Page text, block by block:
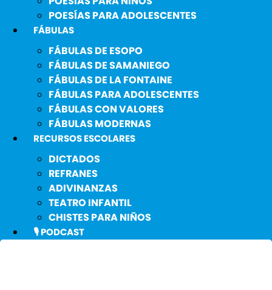
POESÍAS PARA ADOLESCENTES
FÁBULAS
FÁBULAS DE ESOPO
FÁBULAS DE SAMANIEGO
FÁBULAS DE LA FONTAINE
FÁBULAS PARA ADOLESCENTES
FÁBULAS CON VALORES
FÁBULAS MODERNAS
RECURSOS ESCOLARES
DICTADOS
REFRANES
ADIVINANZAS
TEATRO INFANTIL
CHISTES PARA NIÑOS
🎙️ PODCAST